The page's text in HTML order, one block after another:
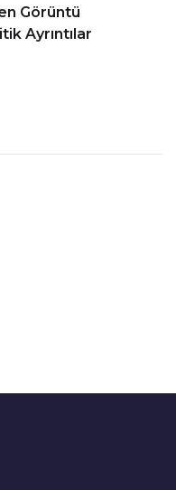
Görüntü
Ayrıntılar